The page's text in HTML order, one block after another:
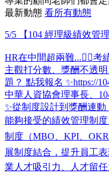
最新動態 看所有動態
5/5 【104 經理級績效管
HR在中間超兩難...😵‍💫
主觀打分數、獎酬不透
題？ 點我報名 ✨https://
中華人資協會理事長、
✨從制度設計到獎酬連
能夠接受的績效管理制
制度（MBO、KPI、
展制度結合，提升員工
業人才吸引力、人才留